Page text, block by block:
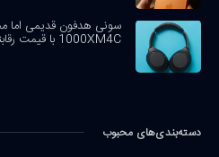
1000XM4C با قیمت رقابتی
دسته‌بندی‌های محبوب